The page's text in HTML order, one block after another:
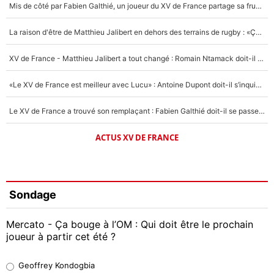
Mis de côté par Fabien Galthié, un joueur du XV de France partage sa frustration : «ils ne me l’ont pas dit tout de suite»
La raison d'être de Matthieu Jalibert en dehors des terrains de rugby : «Ça m'atteint autant que si tu touches à un membre de ma famille»
XV de France - Matthieu Jalibert a tout changé : Romain Ntamack doit-il s’inquiéter pour sa place à un an de la Coupe du monde ?
«Le XV de France est meilleur avec Lucu» : Antoine Dupont doit-il s’inquiéter pour sa place ?
Le XV de France a trouvé son remplaçant : Fabien Galthié doit-il se passer d'Antoine Dupont ?
ACTUS XV DE FRANCE
Sondage
Mercato - Ça bouge à l’OM : Qui doit être le prochain
joueur à partir cet été ?
Geoffrey Kondogbia